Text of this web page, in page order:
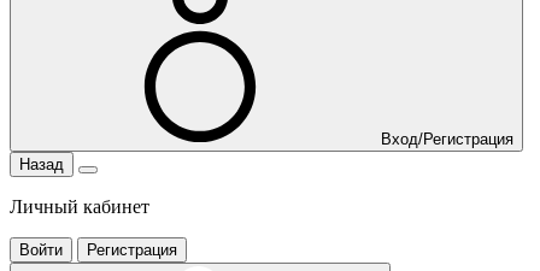
Вход/Регистрация
Назад
Личный кабинет
Войти Регистрация